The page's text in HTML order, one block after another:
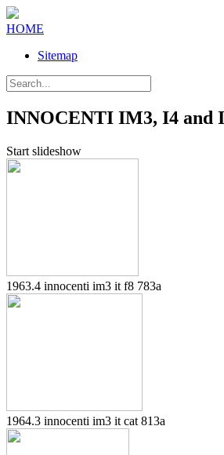
HOME
Sitemap
INNOCENTI IM3, I4 and
Start slideshow
1963.4 innocenti im3 it f8 783a
1964.3 innocenti im3 it cat 813a